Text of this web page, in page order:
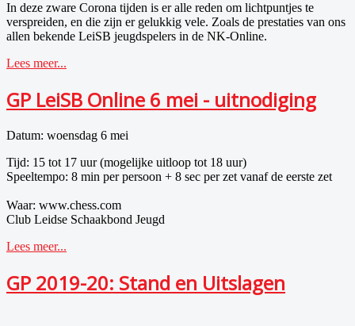
In deze zware Corona tijden is er alle reden om lichtpuntjes te
verspreiden, en die zijn er gelukkig vele. Zoals de prestaties van ons
allen bekende LeiSB jeugdspelers in de NK-Online.
Lees meer...
GP LeiSB Online 6 mei - uitnodiging
Datum: woensdag 6 mei
Tijd: 15 tot 17 uur (mogelijke uitloop tot 18 uur)
Speeltempo: 8 min per persoon + 8 sec per zet vanaf de eerste zet
Waar: www.chess.com
Club Leidse Schaakbond Jeugd
Lees meer...
GP 2019-20: Stand en Uitslagen